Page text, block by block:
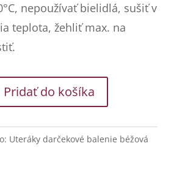
nepoužívať bielidlá, sušiť v
teplota, žehliť max. na
Pridať do košíka
Uteráky darčekové balenie béžová